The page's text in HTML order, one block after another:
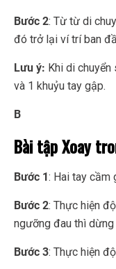
Bước 2: Từ từ di
đó trở lại ví trí ban
Lưu ý: Khi di chuyển
và 1 khuỷu tay gập.
B
Bài tập Xoay
Bước 1: Hai tay cầm
Bước 2: Thực hiện
ngưỡng đau thì
Bước 3: Thực hiện